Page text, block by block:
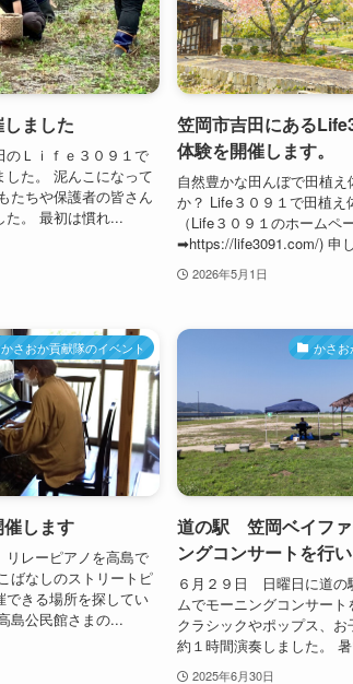
ました
のＬｉｆｅ３０９１で
した。 泥んこになって
たちや保護者の皆さん
た。 最初は慣れ...
笠岡市吉田にある
体験を開催します。
自然豊かな田んぼで田植え
か？ Life３０９１で田植え
（Life３０９１のホームペ
➡https://life3091.com/) 申
2026年5月1日
かさおか貢献隊のイベント
します
レーピアノを高島で
ばなしのストリートピ
できる場所を探してい
島公民館さまの...
かさお
道の駅 笠岡ベイフ
ングコンサートを行
６月２９日 日曜日に道の
ムでモーニングコンサート
クラシックやポップス、
約１時間演奏しました。
2025年6月30日